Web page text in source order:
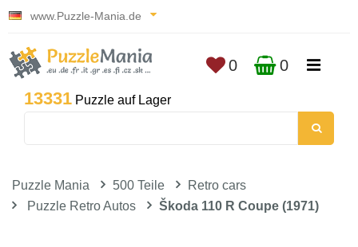
www.Puzzle-Mania.de
13331 Puzzle auf Lager
0 0
Puzzle Mania 500 Teile
Retro cars
Puzzle Retro Autos
Škoda 110 R Coupe (1971)